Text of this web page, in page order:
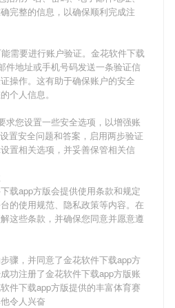
完整的信息，以确保顺利完成注
需要进行账户验证。 金花软件下载
件地址或手机号码发送一条验证信
操作。这有助于确保账户的安全
个人信息。
求您设置一些安全选项，以增强账
置安全问题和答案，启用两步验证
置相关选项，并妥善保管相关信
载app方版会提供使用条款和规定
的使用规范、隐私政策等内容。在
这些条款，并确保您同意并愿意遵
骤，并同意了金花软件下载app方
功注册了金花软件下载app方版账
件下载app方版提供的丰富体育赛
令人兴奋